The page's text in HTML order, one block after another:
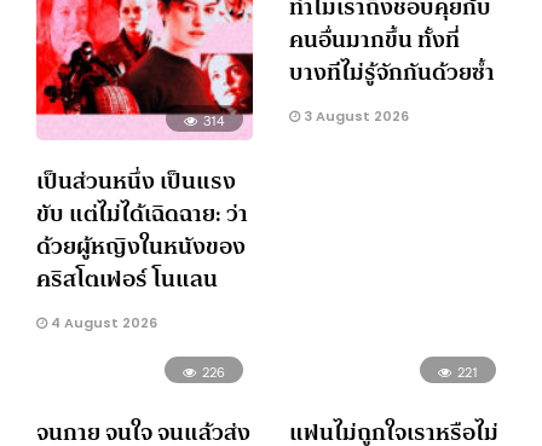
314
เป็นส่วนหนึ่ง เป็นแรง
ขับ แต่ไม่ได้เฉิดฉาย: ว่า
ด้วยผู้หญิงในหนังของ
คริสโตเฟอร์ โนแลน
4 August 2026
คนอื่นมากขึ้น ทั้งที่
บางทีไม่รู้จักกันด้วยซ้ำ
3 August 2026
226
จนกาย จนใจ จนแล้วส่ง
221
แฟนไม่ถูกใจเราหรือไม่